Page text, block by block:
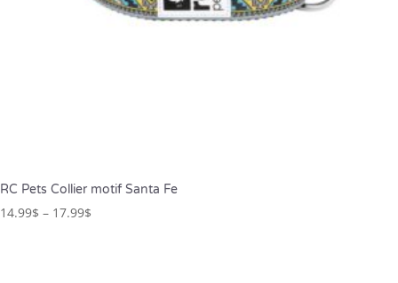
RC Pets Collier motif Santa Fe
14.99$ – 17.99$